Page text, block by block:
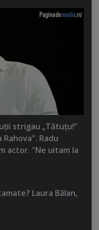
strigau „Tătuţu!”
Radu
actor. "Ne uitam la
Laura Bălan,